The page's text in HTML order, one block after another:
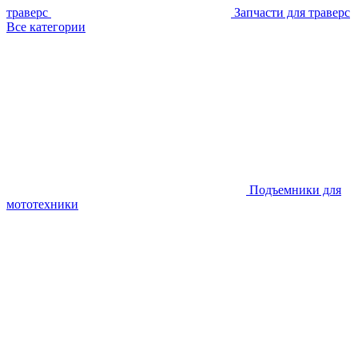
траверс
Запчасти для траверс
Все категории
Подъемники для
мототехники